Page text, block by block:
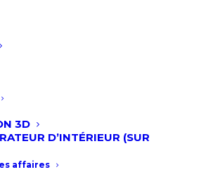
3D
D’INTÉRIEUR (SUR
affaires